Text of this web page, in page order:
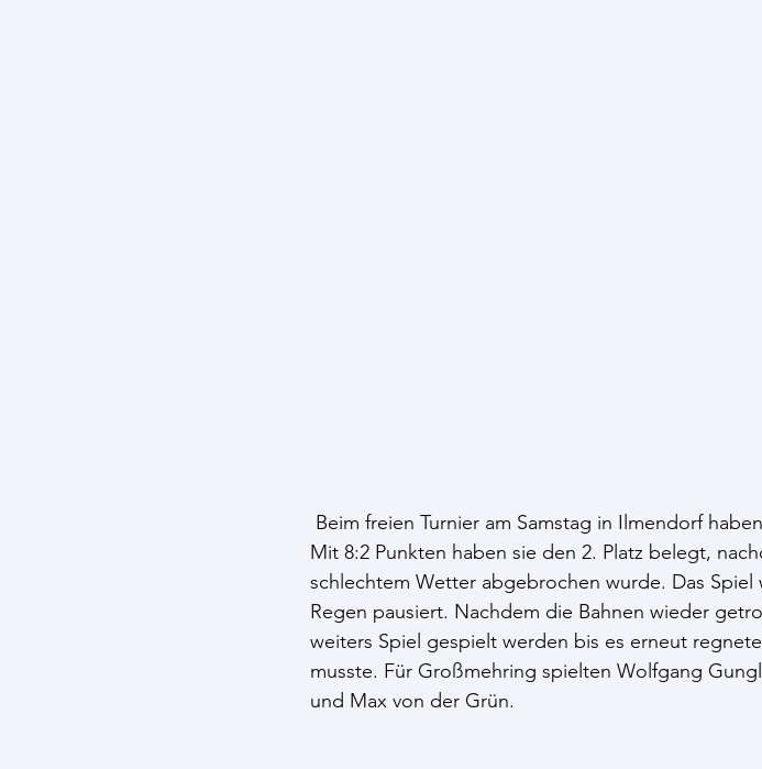
Mit 8:2 Punkten haben sie den 2. Platz belegt,
schlechtem Wetter abgebrochen wurde. Das
Regen pausiert. Nachdem die Bahnen wieder
weiters Spiel gespielt werden bis es erneut
musste. Für Großmehring spielten Wolfgang
und Max von der Grün.